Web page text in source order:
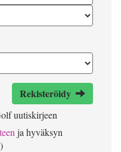
Rekisteröidy
uutiskirjeen
ja hyväksyn